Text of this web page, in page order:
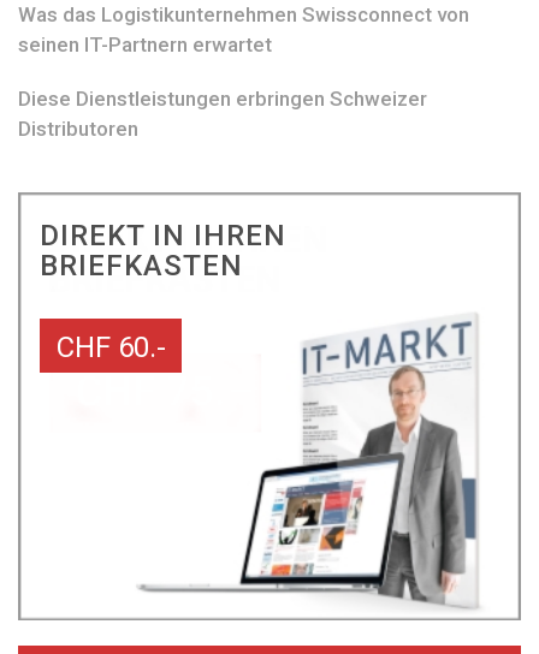
Was das Logistikunternehmen Swissconnect von
seinen IT-Partnern erwartet
Diese Dienstleistungen erbringen Schweizer
Distributoren
DIREKT IN IHREN
BRIEFKASTEN
CHF 60.-